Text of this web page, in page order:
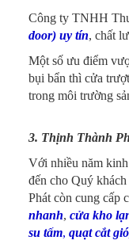
Công ty TNHH
door) uy tín, chất
Một số ưu điểm
bụi bẩn thì cửa
trong môi trường
3. Thịnh Thành
Với nhiều năm
đến cho Quý
Phát còn cung cấp
nhanh, cửa kho
su tấm, quạt cắt gió